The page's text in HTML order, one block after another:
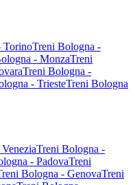
TorinoTreni Bologna -
- MonzaTreni
Treni Bologna -
- TriesteTreni Bologna
Treni Bologna -
- PadovaTreni
Bologna - GenovaTreni